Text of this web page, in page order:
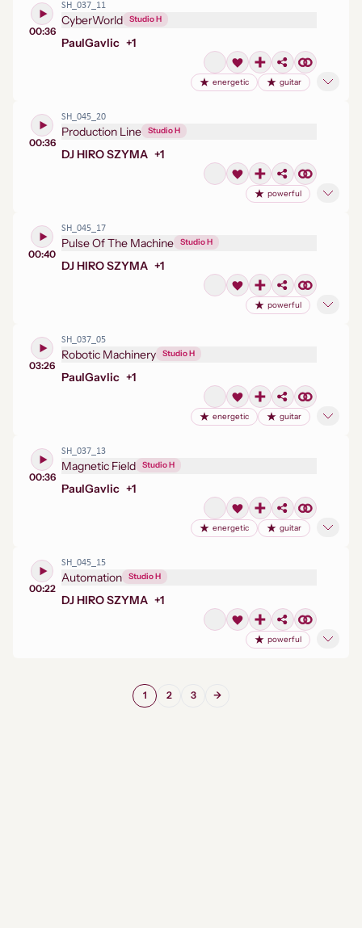
00:36
SH_037_11
CyberWorld Studio H
PaulGavlic +1
energetic guitar
00:36
SH_045_20
Production Line Studio H
DJ HIRO SZYMA +1
powerful
00:40
SH_045_17
Pulse Of The Machine Studio H
DJ HIRO SZYMA +1
powerful
03:26
SH_037_05
Robotic Machinery Studio H
PaulGavlic +1
energetic guitar
00:36
SH_037_13
Magnetic Field Studio H
PaulGavlic +1
energetic guitar
00:22
SH_045_15
Automation Studio H
DJ HIRO SZYMA +1
powerful
1 2 3 →